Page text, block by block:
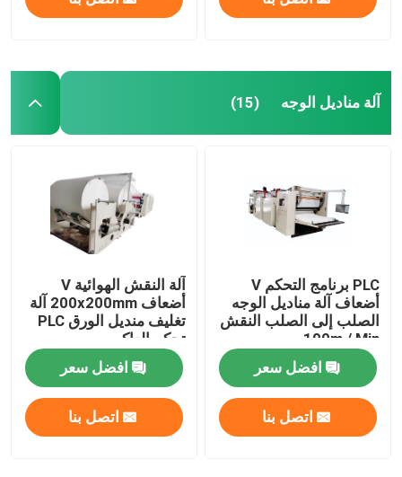
آلة مناديل الوجه (15)
PLC برنامج التحكم V
أضعاف آلة مناديل الوجه
الصلب إلى الصلب النقش
100m / Min
افضل سعر
اتصل بنا
آلة النقش الهوائية V
أضعاف 200x200mm آلة
تغليف منديل الورق PLC
تحكم العاكس
افضل سعر
اتصل بنا